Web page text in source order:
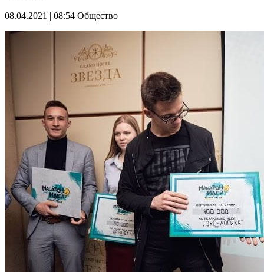
08.04.2021 | 08:54 Общество